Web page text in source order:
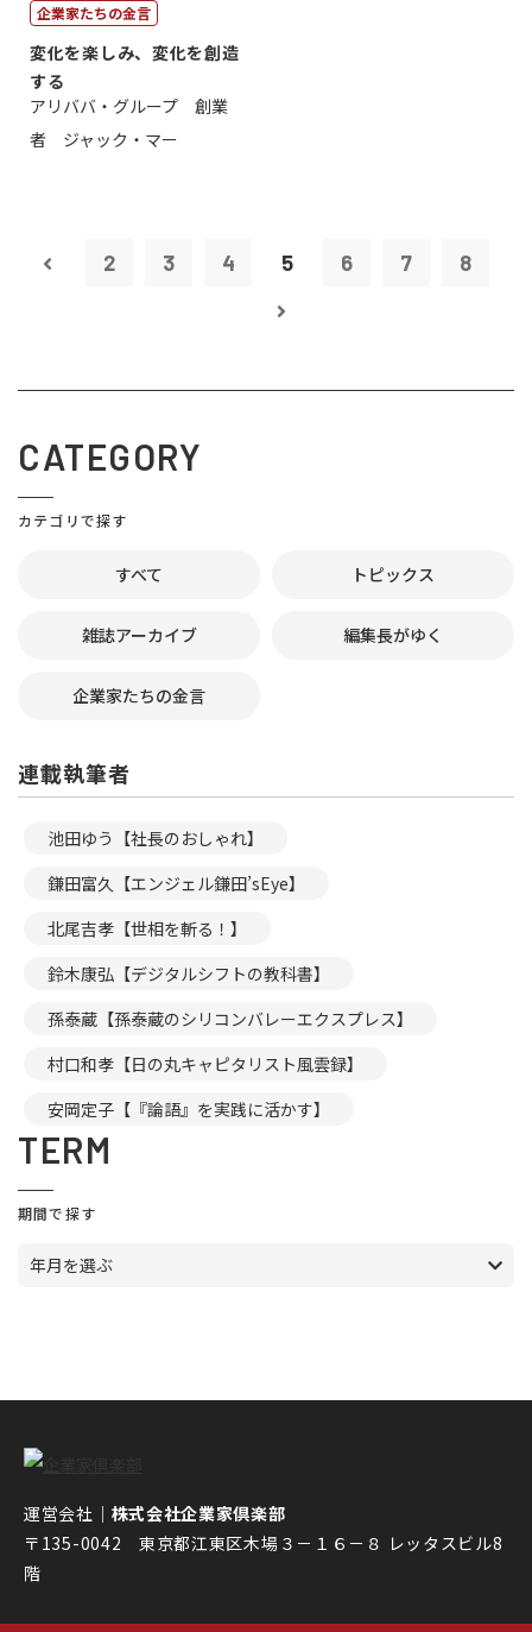
企業家たちの金言
変化を楽しみ、変化を創造
する
アリババ・グループ 創業
者 ジャック・マー
2 3 4 5 6 7 8
CATEGORY
カテゴリで探す
すべて トピックス
雑誌アーカイブ 編集長がゆく
企業家たちの金言
連載執筆者
池田ゆう【社長のおしゃれ】
鎌田富久【エンジェル鎌田’sEye】
北尾吉孝【世相を斬る！】
鈴木康弘【デジタルシフトの教科書】
孫泰蔵【孫泰蔵のシリコンバレーエクスプレス】
村口和孝【日の丸キャピタリスト風雲録】
安岡定子【『論語』を実践に活かす】
TERM
期間で探す
年月を選ぶ
運営会社｜ 株式会社企業家倶楽部
〒135-0042 東京都江東区木場３－１６－８ レッタスビル8
階